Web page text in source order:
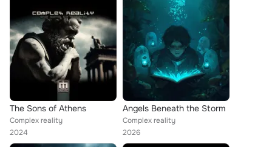
The Sons of Athens
Complex reality
2024
Angels Beneath the Storm
Complex reality
2026